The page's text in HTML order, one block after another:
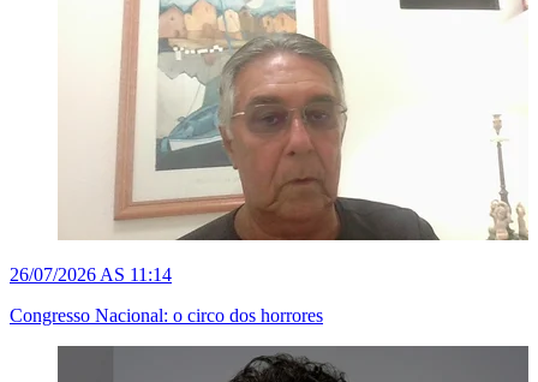
26/07/2026 AS 11:14
Congresso Nacional: o circo dos horrores